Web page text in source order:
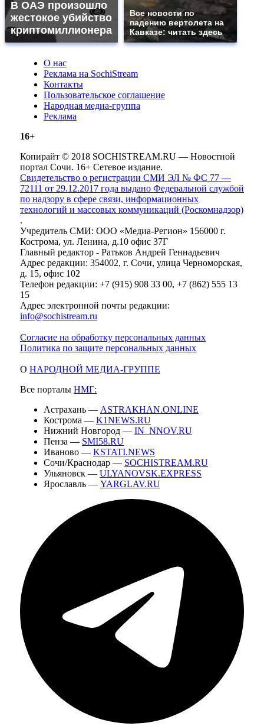
В ОАЭ произошло
жестокое убийство
криптомиллионера
Все новости по
падению вертолета на
Кавказе: читать здесь
О нас
Реклама на SochiStream
Контакты
Пользовательское соглашение
Народная медиа-группа
Реклама
16+
Копирайт © 2018 SOCHISTREAM.RU — Новостной
портал Сочи. 16+ Сетевое издание.
Свидетельство о регистрации СМИ ЭЛ № ФС 77 —
72111 от 29.12.2017 года выдано Федеральной службой
по надзору в сфере связи, информационных
технологий и массовых коммуникаций (Роскомнадзор)
.
Учредитель СМИ: ООО «Медиа-Регион» 156000 г.
Кострома, ул. Ленина, д.10 офис 37Г
Главный редактор - Ратьков Андрей Геннадьевич
Адрес редакции: 354002, г. Сочи, улица Черноморская,
д. 15, офис 102
Телефон редакции: +7 (915) 908 33 00, +7 (862) 555 13
15
Адрес электронной почты редакции:
info@sochistream.ru
Согласие на обработку персональных данных
Политика по защите персональных данных
О НАРОДНОЙ МЕДИА-ГРУППЕ
Все порталы НМГ:
Астрахань — ASTRAKHAN.ONLINE
Кострома — K1NEWS.RU
Нижний Новгород — IN_NNOV.RU
Пенза — SMI58.RU
Иваново — KSTATI.NEWS
Сочи/Краснодар — SOCHISTREAM.RU
Ульяновск — ULYANOVSK.EXPRESS
Ярославль — YARGLAV.RU